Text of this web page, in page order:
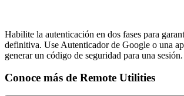
Habilite la autenticación en dos fases para
definitiva. Use Autenticador de Google o una
generar un código de seguridad para una sesión.
Conoce más de Remote Utilities